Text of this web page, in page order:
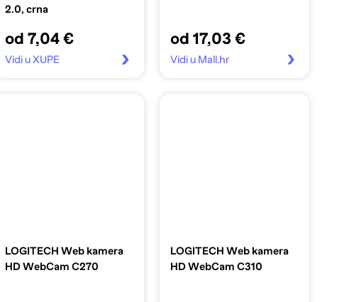
2.0, crna
od 7,04 €
Vidi u XUPE
od 17,03 €
Vidi u Mall.hr
LOGITECH Web kamera
HD WebCam C270
LOGITECH Web kamera
HD WebCam C310